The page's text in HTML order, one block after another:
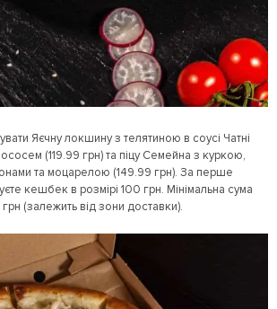
Яєчну локшину з телятиною в соусі Чатні
(119.99 грн) та піцу Семейна з куркою,
та моцарелою (149.99 грн). За перше
кешбек в розмірі 100 грн. Мінімальна сума
(залежить від зони доставки).